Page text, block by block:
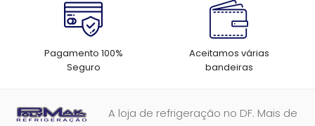
Pagamento 100%
Seguro
Aceitamos várias
bandeiras
A loja de refrigeração no DF. Mais de